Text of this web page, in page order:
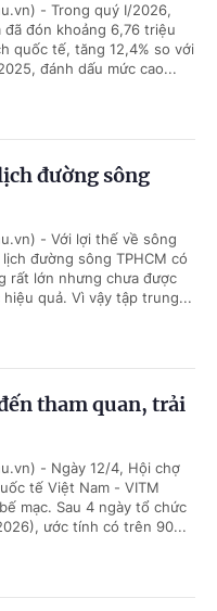
- Trong quý I/2026,
đã đón khoảng 6,76 triệu
quốc tế, tăng 12,4% so với
đánh dấu mức cao...
đường sông
- Với lợi thế về sông
đường sông TPHCM có
rất lớn nhưng chưa được
hiệu quả. Vì vậy tập trung...
tham quan, trải
- Ngày 12/4, Hội chợ
tế Việt Nam - VITM
mạc. Sau 4 ngày tổ chức
ước tính có trên 90...